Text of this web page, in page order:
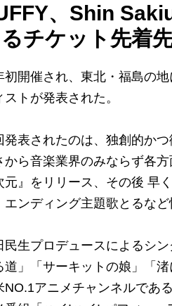
、Shin
チケット先着
初開催され、東北・福島の
ストが発表された。
発表されたのは、独創的か
から音楽業界のみならず各
元』をリリース、その後 早
エンディング主題歌とるなど
民生プロデュースによるシ
道」「サーキットの娘」「
NO.1アニメチャンネルであ